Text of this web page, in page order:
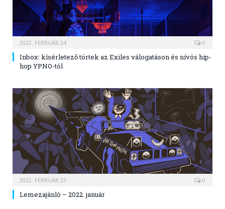
2022. FEBRUÁR 24. 0
Inbox: kísérletező törtek az Exiles válogatáson és nívós hip-
hop YPNO-tól
2022. FEBRUÁR 23. 0
Lemezajánló – 2022. január